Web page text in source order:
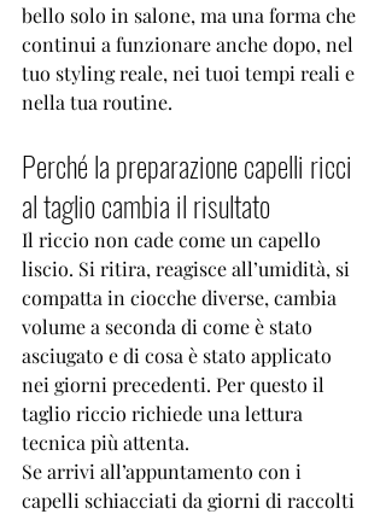
bello solo in salone, ma una forma che
continui a funzionare anche dopo, nel
tuo styling reale, nei tuoi tempi reali e
nella tua routine.
Perché la preparazione capelli ricci
al taglio cambia il risultato
Il riccio non cade come un capello
liscio. Si ritira, reagisce all’umidità, si
compatta in ciocche diverse, cambia
volume a seconda di come è stato
asciugato e di cosa è stato applicato
nei giorni precedenti. Per questo il
taglio riccio richiede una lettura
tecnica più attenta.
Se arrivi all’appuntamento con i
capelli schiacciati da giorni di raccolti